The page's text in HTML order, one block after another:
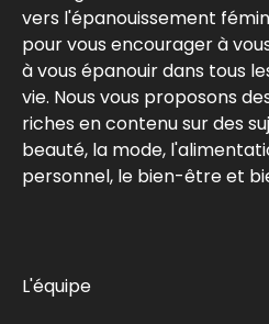
vers l'épanouissement
pour vous encourager à
à vous épanouir dans tous
vie. Nous vous proposons
riches en contenu sur des
beauté, la mode,
personnel, le bien-être et
L'équipe